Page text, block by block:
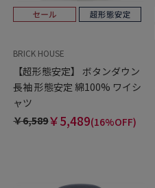
BRICK HOUSE
【超形態安定】 ボタンダウン
長袖 形態安定 綿100% ワイシ
ャツ
￥6,589￥5,489(16%OFF)